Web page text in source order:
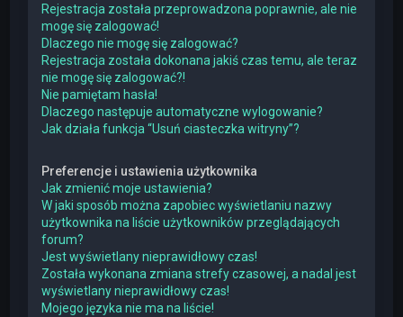
Rejestracja została przeprowadzona poprawnie, ale nie
mogę się zalogować!
Dlaczego nie mogę się zalogować?
Rejestracja została dokonana jakiś czas temu, ale teraz
nie mogę się zalogować?!
Nie pamiętam hasła!
Dlaczego następuje automatyczne wylogowanie?
Jak działa funkcja “Usuń ciasteczka witryny”?
Preferencje i ustawienia użytkownika
Jak zmienić moje ustawienia?
W jaki sposób można zapobiec wyświetlaniu nazwy
użytkownika na liście użytkowników przeglądających
forum?
Jest wyświetlany nieprawidłowy czas!
Została wykonana zmiana strefy czasowej, a nadal jest
wyświetlany nieprawidłowy czas!
Mojego języka nie ma na liście!